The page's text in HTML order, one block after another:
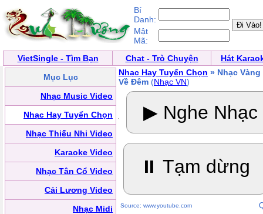
Bí
Danh:
Mật
Mã:
VietSingle - Tìm Bạn
Chat - Trò Chuyện
Hát
Mục Lục
Nhạc Music Video
Nhạc Hay Tuyển Chọn
Nhạc Thiếu Nhi Video
Karaoke Video
Nhạc Tân Cổ Video
Cải Lương Video
Nhạc Midi
Nhạc Hay Tuyển Chọn » Nhạc
Về Đêm (Nhạc VN)
▶ Nghe Nhạc
⏸ Tạm dừng
Source: www.youtube.com